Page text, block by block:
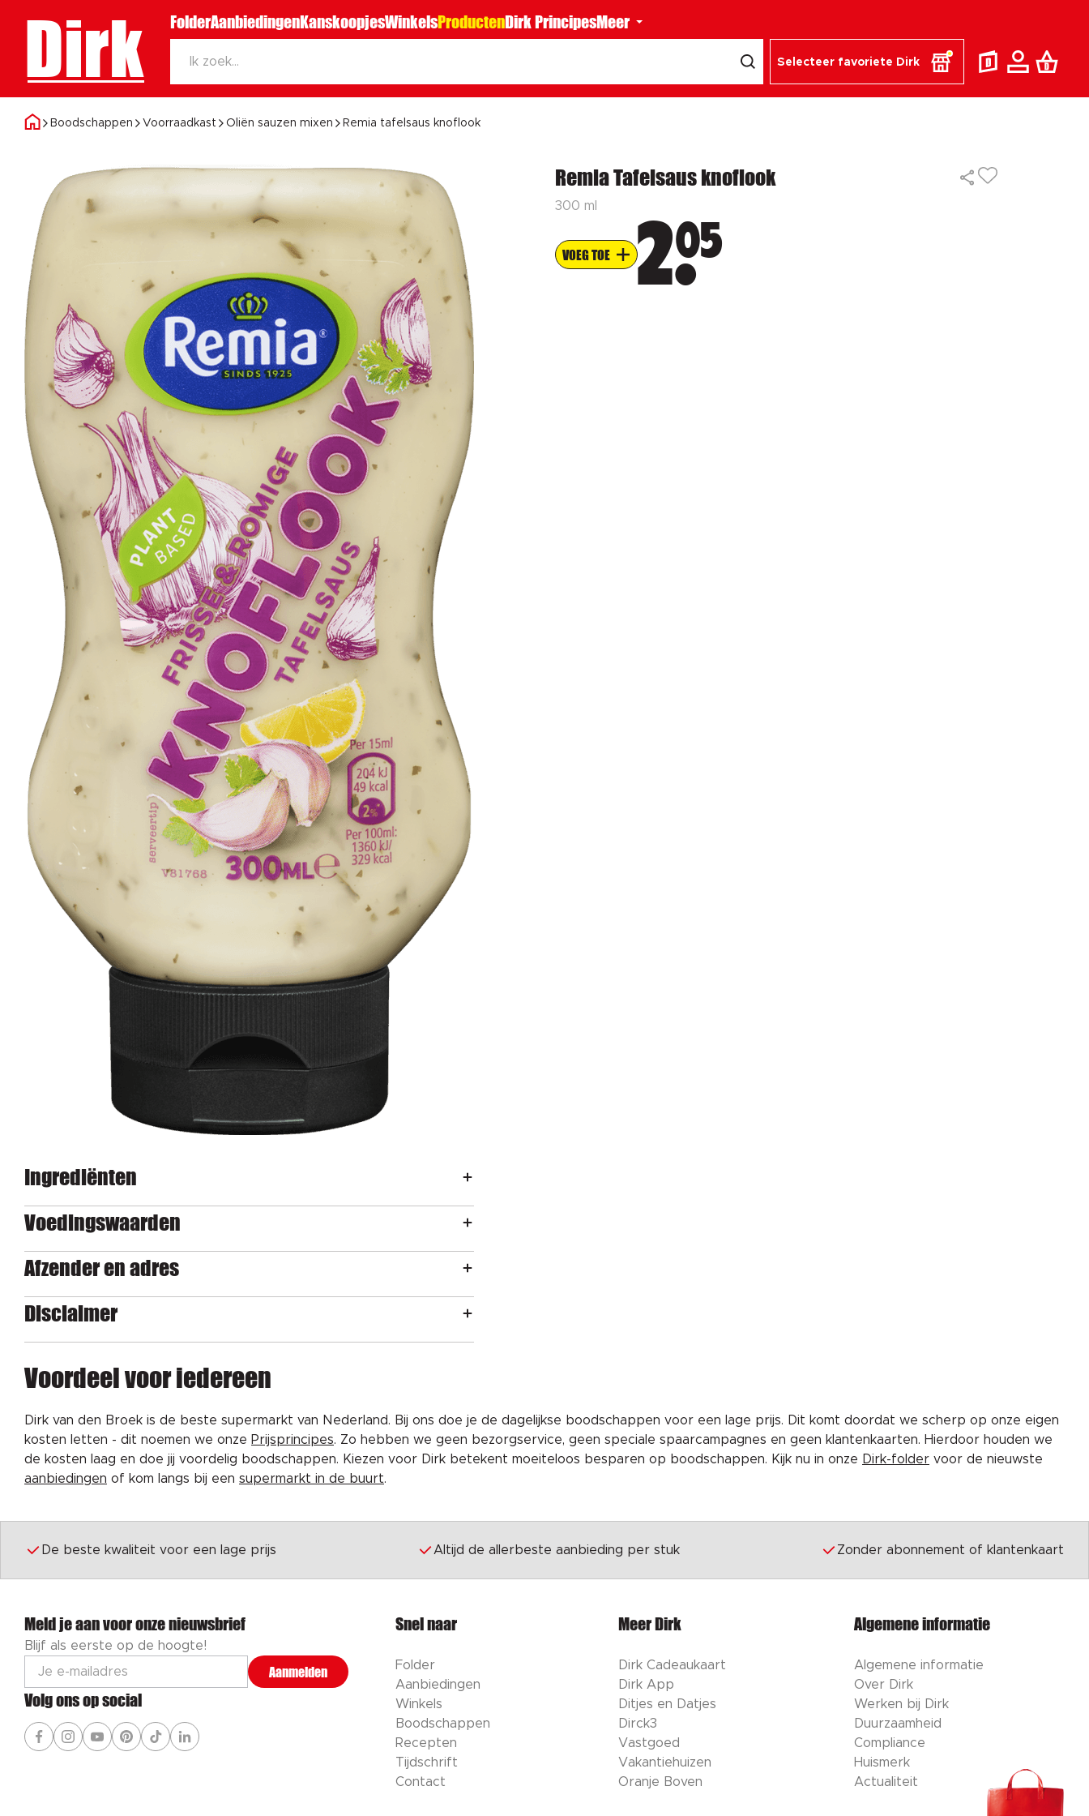
Dirk FolderAanbiedingenKanskoopjesWinkelsProductenDirk PrincipesMeer
Selecteer favoriete Dirk
Boodschappen Voorraadkast Oliën sauzen mixen Remia tafelsaus knoflook
Remia Tafelsaus knoflook
300 ml
VOEG TOE 205
Ingrediënten
Voedingswaarden
Afzender en adres
Disclaimer
Voordeel voor iedereen
Dirk van den Broek is de beste supermarkt van Nederland. Bij ons doe je de dagelijkse boodschappen voor een lage prijs. Dit komt doordat we scherp op onze eigen
kosten letten - dit noemen we onze Prijsprincipes. Zo hebben we geen bezorgservice, geen speciale spaarcampagnes en geen klantenkaarten. Hierdoor houden we
de kosten laag en doe jij voordelig boodschappen. Kiezen voor Dirk betekent moeiteloos besparen op boodschappen. Kijk nu in onze Dirk-folder voor de nieuwste
aanbiedingen of kom langs bij een supermarkt in de buurt.
De beste kwaliteit voor een lage prijs Altijd de allerbeste aanbieding per stuk Zonder abonnement of klantenkaart
Meld je aan voor onze nieuwsbrief
Blijf als eerste op de hoogte!
Aanmelden
Volg ons op social
Snel naar
Folder
Aanbiedingen
Winkels
Boodschappen
Recepten
Tijdschrift
Contact
Meer Dirk
Dirk Cadeaukaart
Dirk App
Ditjes en Datjes
Dirck3
Vastgoed
Vakantiehuizen
Oranje Boven
Algemene informatie
Algemene informatie
Over Dirk
Werken bij Dirk
Duurzaamheid
Compliance
Huismerk
Actualiteit